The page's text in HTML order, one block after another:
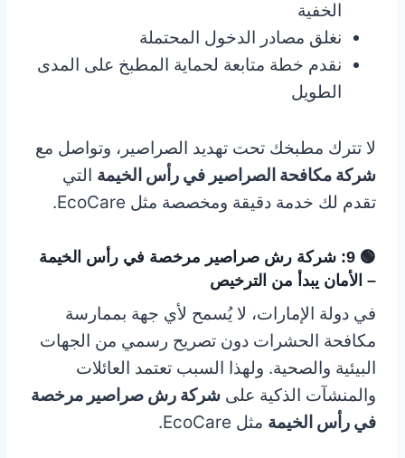
الخفية
نغلق مصادر الدخول المحتملة
نقدم خطة متابعة لحماية المطبخ على المدى
الطويل
لا تترك مطبخك تحت تهديد الصراصير، وتواصل مع
شركة مكافحة الصراصير في رأس الخيمة التي
تقدم لك خدمة دقيقة ومخصصة مثل EcoCare.
🟢 9: شركة رش صراصير مرخصة في رأس الخيمة
– الأمان يبدأ من الترخيص
في دولة الإمارات، لا يُسمح لأي جهة بممارسة
مكافحة الحشرات دون تصريح رسمي من الجهات
البيئية والصحية. ولهذا السبب تعتمد العائلات
والمنشآت الذكية على شركة رش صراصير مرخصة
في رأس الخيمة مثل EcoCare.